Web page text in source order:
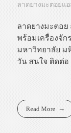
ลาดยางมะตอยแ
ลาดยางมะตอย
พร้อมเครื่องจั
มหาวิทยาลัย ม
วัน สนใจ ติดต่อ /
Read More